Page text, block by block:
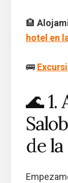
🏨
hotel en
🚌
🌊 1.
de